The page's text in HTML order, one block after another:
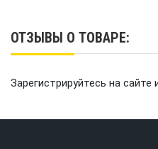
ОТЗЫВЫ О ТОВАРЕ:
Зарегистрируйтесь на